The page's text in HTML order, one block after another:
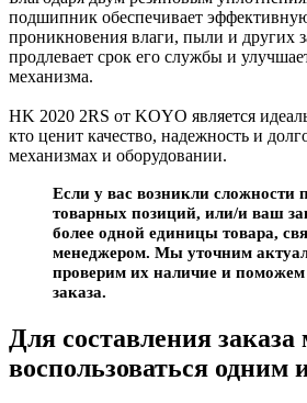
подшипник обеспечивает
проникновения влаги, пыли и других
продлевает срок его службы и
механизма.
HK 2020 2RS от KOYO является
кто ценит качество, надежность и
механизмах и оборудовании.
Если у вас возникли сложности
товарных позиций, или/и ваш
более одной единицы товара,
менеджером. Мы уточним
проверим их наличие и
заказа.
Для составления
воспользоваться одним